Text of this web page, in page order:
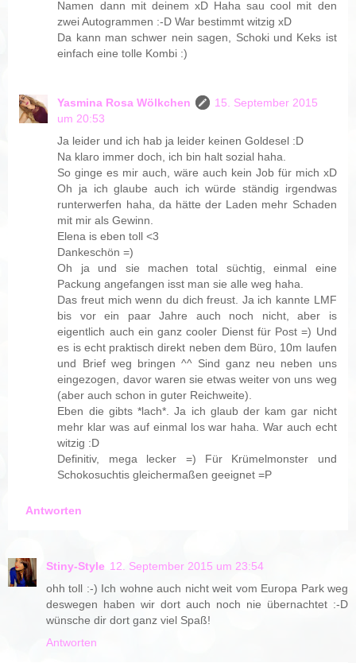
Namen dann mit deinem xD Haha sau cool mit den
zwei Autogrammen :-D War bestimmt witzig xD
Da kann man schwer nein sagen, Schoki und Keks ist
einfach eine tolle Kombi :)
Yasmina Rosa Wölkchen
15. September 2015
um 20:53
Ja leider und ich hab ja leider keinen Goldesel :D
Na klaro immer doch, ich bin halt sozial haha.
So ginge es mir auch, wäre auch kein Job für mich xD
Oh ja ich glaube auch ich würde ständig irgendwas
runterwerfen haha, da hätte der Laden mehr Schaden
mit mir als Gewinn.
Elena is eben toll <3
Dankeschön =)
Oh ja und sie machen total süchtig, einmal eine
Packung angefangen isst man sie alle weg haha.
Das freut mich wenn du dich freust. Ja ich kannte LMF
bis vor ein paar Jahre auch noch nicht, aber is
eigentlich auch ein ganz cooler Dienst für Post =) Und
es is echt praktisch direkt neben dem Büro, 10m laufen
und Brief weg bringen ^^ Sind ganz neu neben uns
eingezogen, davor waren sie etwas weiter von uns weg
(aber auch schon in guter Reichweite).
Eben die gibts *lach*. Ja ich glaub der kam gar nicht
mehr klar was auf einmal los war haha. War auch echt
witzig :D
Definitiv, mega lecker =) Für Krümelmonster und
Schokosuchtis gleichermaßen geeignet =P
Antworten
Stiny-Style 12. September 2015 um 23:54
ohh toll :-) Ich wohne auch nicht weit vom Europa Park weg
deswegen haben wir dort auch noch nie übernachtet :-D
wünsche dir dort ganz viel Spaß!
Antworten